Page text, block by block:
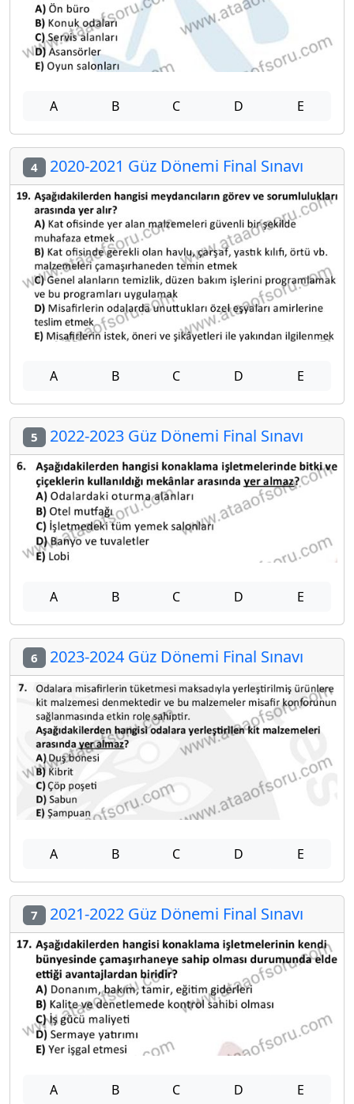
A B C D E
4 2020-2021 Güz Dönemi Final Sınavı
A B C D E
5 2022-2023 Güz Dönemi Final Sınavı
A B C D E
6 2023-2024 Güz Dönemi Final Sınavı
A B C D E
7 2021-2022 Güz Dönemi Final Sınavı
A B C D E